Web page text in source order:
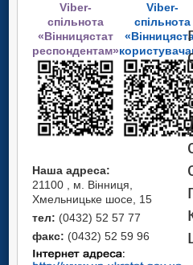
Viber-
спільнота
«Вінницястат
респондентам»
Viber-
спільнота
Наша адреса:
21100 , м. Вінниця,
Хмельницьке шосе, 15
тел: (0432) 52 57 77
факс: (0432) 52 59 96